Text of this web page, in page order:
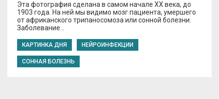
Эта фотография сделана в самом начале XX века, до
1903 года. На ней мы видимо мозг пациента, умершего
от африканского трипаносомоза или сонной болезни.
Заболевание…
КАРТИНКА ДНЯ НЕЙРОИНФЕКЦИИ
СОННАЯ БОЛЕЗНЬ